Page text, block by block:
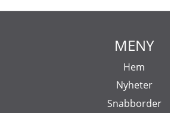
MENY
Hem
Nyheter
Snabborder